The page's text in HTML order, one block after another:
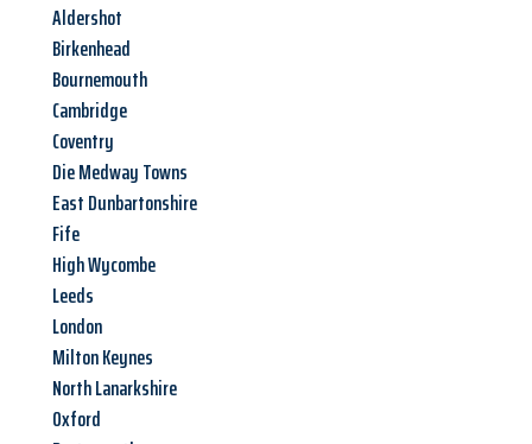
Aldershot
Birkenhead
Bournemouth
Cambridge
Coventry
Die Medway Towns
East Dunbartonshire
Fife
High Wycombe
Leeds
London
Milton Keynes
North Lanarkshire
Oxford